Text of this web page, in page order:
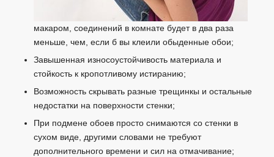
макаром, соединений в комнате будет в два раза
меньше, чем, если б вы клеили обыденные обои;
Завышенная износоустойчивость материала и
стойкость к кропотливому истиранию;
Возможность скрывать разные трещинкы и остальные
недостатки на поверхности стенки;
При подмене обоев просто снимаются со стенки в
сухом виде, другими словами не требуют
дополнительного времени и сил на отмачивание;